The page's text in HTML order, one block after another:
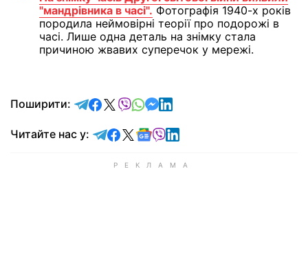
"мандрівника в часі". Фотографія 1940-х років
породила неймовірні теорії про подорожі в
часі. Лише одна деталь на знімку стала
причиною жвавих суперечок у мережі.
Поширити: відправити у Telegram
поділитись у Facebook
поділитись у X
відправити у Viber
відправити у Whatsapp
відправити у Messenger
відправити у LinkedIn
Читайте нас у: Читайте у Telegram
Читайте у Facebook
Читайте у X
Читайте у Google news
Читайте у Viber
Читайте у LinkedIn